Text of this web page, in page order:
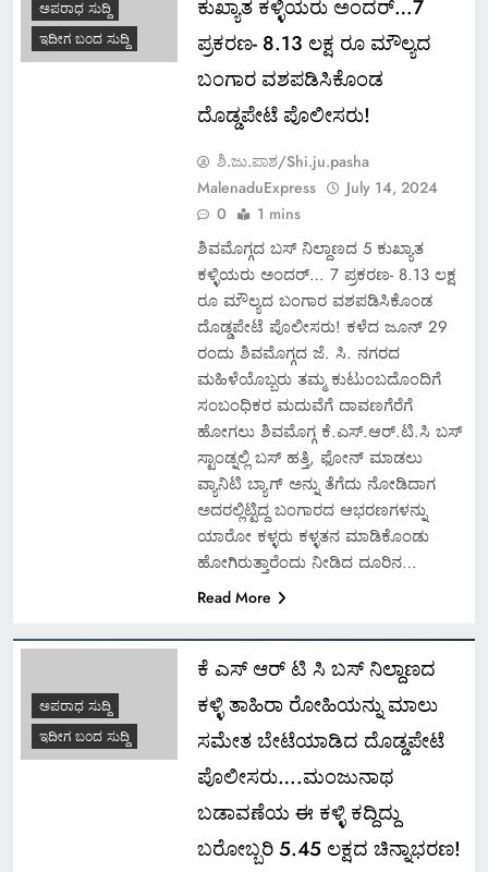
ಅಪರಾಧ ಸುದ್ದಿ
ಇದೀಗ ಬಂದ ಸುದ್ದಿ
ಕುಖ್ಯಾತ ಕಳ್ಳಿಯರು ಅಂದರ್…7
ಪ್ರಕರಣ- 8.13 ಲಕ್ಷ ರೂ ಮೌಲ್ಯದ
ಬಂಗಾರ ವಶಪಡಿಸಿಕೊಂಡ
ದೊಡ್ಡಪೇಟೆ ಪೊಲೀಸರು!
ಶಿ.ಜು.ಪಾಶ/Shi.ju.pasha
MalenaduExpress
July 14, 2024
0
1 mins
ಶಿವಮೊಗ್ಗದ ಬಸ್ ನಿಲ್ದಾಣದ 5 ಕುಖ್ಯಾತ
ಕಳ್ಳಿಯರು ಅಂದರ್… 7 ಪ್ರಕರಣ- 8.13 ಲಕ್ಷ
ರೂ ಮೌಲ್ಯದ ಬಂಗಾರ ವಶಪಡಿಸಿಕೊಂಡ
ದೊಡ್ಡಪೇಟೆ ಪೊಲೀಸರು! ಕಳೆದ ಜೂನ್ 29
ರಂದು ಶಿವಮೊಗ್ಗದ ಜೆ. ಸಿ. ನಗರದ
ಮಹಿಳೆಯೊಬ್ಬರು ತಮ್ಮ ಕುಟುಂಬದೊಂದಿಗೆ
ಸಂಬಂಧಿಕರ ಮದುವೆಗೆ ದಾವಣಗೆರೆಗೆ
ಹೋಗಲು ಶಿವಮೊಗ್ಗ ಕೆ.ಎಸ್.ಆರ್.ಟಿ.ಸಿ ಬಸ್
ಸ್ಟಾಂಡ್ನಲ್ಲಿ ಬಸ್ ಹತ್ತಿ, ಫೋನ್ ಮಾಡಲು
ವ್ಯಾನಿಟಿ ಬ್ಯಾಗ್ ಅನ್ನು ತೆಗೆದು ನೋಡಿದಾಗ
ಅದರಲ್ಲಿಟ್ಟಿದ್ದ ಬಂಗಾರದ ಆಭರಣಗಳನ್ನು
ಯಾರೋ ಕಳ್ಳರು ಕಳ್ಳತನ ಮಾಡಿಕೊಂಡು
ಹೋಗಿರುತ್ತಾರೆಂದು ನೀಡಿದ ದೂರಿನ…
Read More
ಅಪರಾಧ ಸುದ್ದಿ
ಇದೀಗ ಬಂದ ಸುದ್ದಿ
ಕೆ ಎಸ್ ಆರ್ ಟಿ ಸಿ ಬಸ್ ನಿಲ್ದಾಣದ
ಕಳ್ಳಿ ತಾಹಿರಾ ರೋಹಿಯನ್ನು ಮಾಲು
ಸಮೇತ ಬೇಟೆಯಾಡಿದ ದೊಡ್ಡಪೇಟೆ
ಪೊಲೀಸರು….ಮಂಜುನಾಥ
ಬಡಾವಣೆಯ ಈ ಕಳ್ಳಿ ಕದ್ದಿದ್ದು
ಬರೋಬ್ಬರಿ 5.45 ಲಕ್ಷದ ಚಿನ್ನಾಭರಣ!